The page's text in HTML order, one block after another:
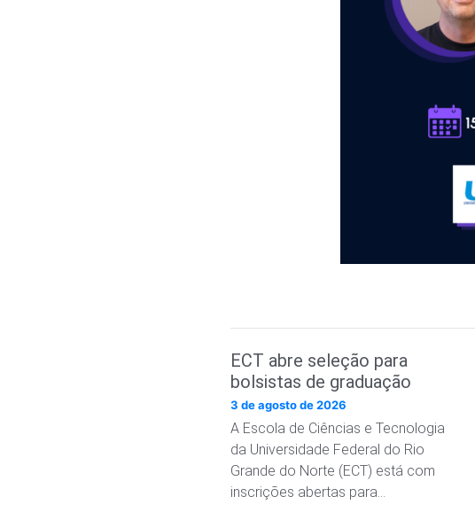
ECT abre seleção para
bolsistas de graduação
3 de agosto de 2026
A Escola de Ciências e Tecnologia
da Universidade Federal do Rio
Grande do Norte (ECT) está com
inscrições abertas para…